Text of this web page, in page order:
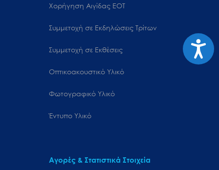
Χορήγηση Αιγίδας ΕΟΤ
Συμμετοχή σε Εκδηλώσεις Τρίτων
Συμμετοχή σε Εκθέσεις
Οπτικοακουστικό Υλικό
Φωτογραφικό Υλικό
Έντυπο Υλικό
Αγορές & Στατιστικά Στοιχεία